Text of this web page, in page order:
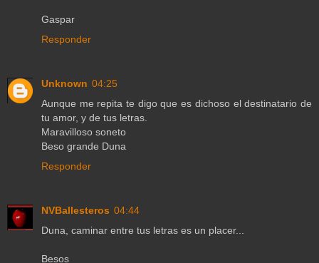
Gaspar
Responder
Unknown 04:25
Aunque me repita te digo que es dichoso el destinatario de
tu amor, y de tus letras.
Maravilloso soneto
Beso grande Duna
Responder
NVBallesteros 04:44
Duna, caminar entre tus letras es un placer...
Besos